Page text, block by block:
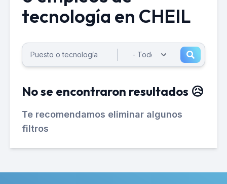
tecnología en CHEIL
No se encontraron resultados 😥
Te recomendamos eliminar algunos
filtros